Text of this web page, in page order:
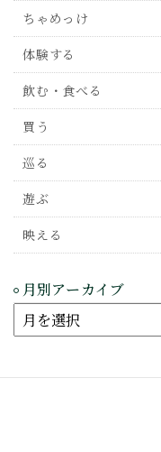
ちゃめっけ
体験する
飲む・食べる
買う
巡る
遊ぶ
映える
月別アーカイブ